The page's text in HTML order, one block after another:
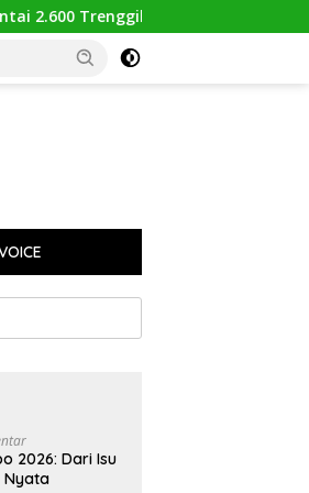
Mitos Sesat, Polisi Gulung Mafia
2026: Dari Isu
Nyata